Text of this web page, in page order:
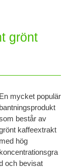
grönt
En mycket populär
bantningsprodukt
består av
kaffeextrakt
med hög
koncentrationsgra
och bevisat